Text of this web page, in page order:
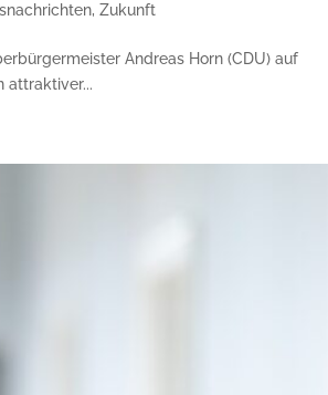
,Zukunft
Andreas Horn (CDU) auf
attraktiver...